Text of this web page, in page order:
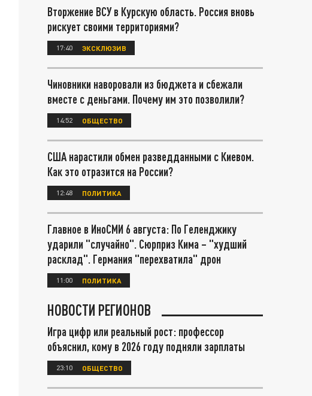
Вторжение ВСУ в Курскую область. Россия вновь
рискует своими территориями?
17:40 ЭКСКЛЮЗИВ
Чиновники наворовали из бюджета и сбежали
вместе с деньгами. Почему им это позволили?
14:52 ОБЩЕСТВО
США нарастили обмен разведданными с Киевом.
Как это отразится на России?
12:48 ПОЛИТИКА
Главное в ИноСМИ 6 августа: По Геленджику
ударили "случайно". Сюрприз Кима – "худший
расклад". Германия "перехватила" дрон
11:00 ПОЛИТИКА
НОВОСТИ РЕГИОНОВ
Игра цифр или реальный рост: профессор
объяснил, кому в 2026 году подняли зарплаты
23:10 ОБЩЕСТВО